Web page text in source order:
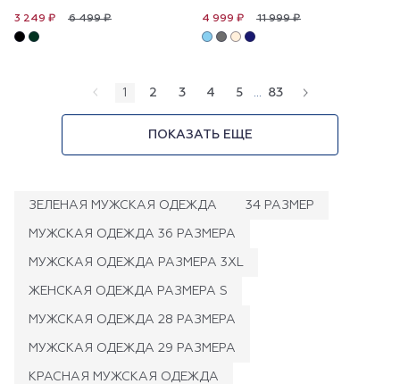
6 499 ₽
3 249 ₽ 11 999 ₽
4 999 ₽
1 2 3 4 5 83
ПОКАЗАТЬ ЕЩЕ
ЗЕЛЕНАЯ МУЖСКАЯ ОДЕЖДА 34 РАЗМЕР
МУЖСКАЯ ОДЕЖДА 36 РАЗМЕРА
МУЖСКАЯ ОДЕЖДА РАЗМЕРА 3XL
ЖЕНСКАЯ ОДЕЖДА РАЗМЕРА S
МУЖСКАЯ ОДЕЖДА 28 РАЗМЕРА
МУЖСКАЯ ОДЕЖДА 29 РАЗМЕРА
КРАСНАЯ МУЖСКАЯ ОДЕЖДА